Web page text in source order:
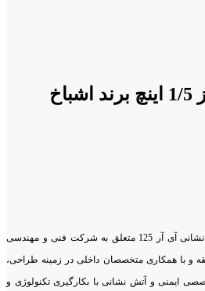
سایت جامع ایمنی و آتش نشانی آی آر 125 متعلق به شرکت فنی و مهندسی
و با همکاری متخصصان داخلی در زمینه طراحی،
ایمنی و آتش نشانی با بکارگیری تکنولوژی و